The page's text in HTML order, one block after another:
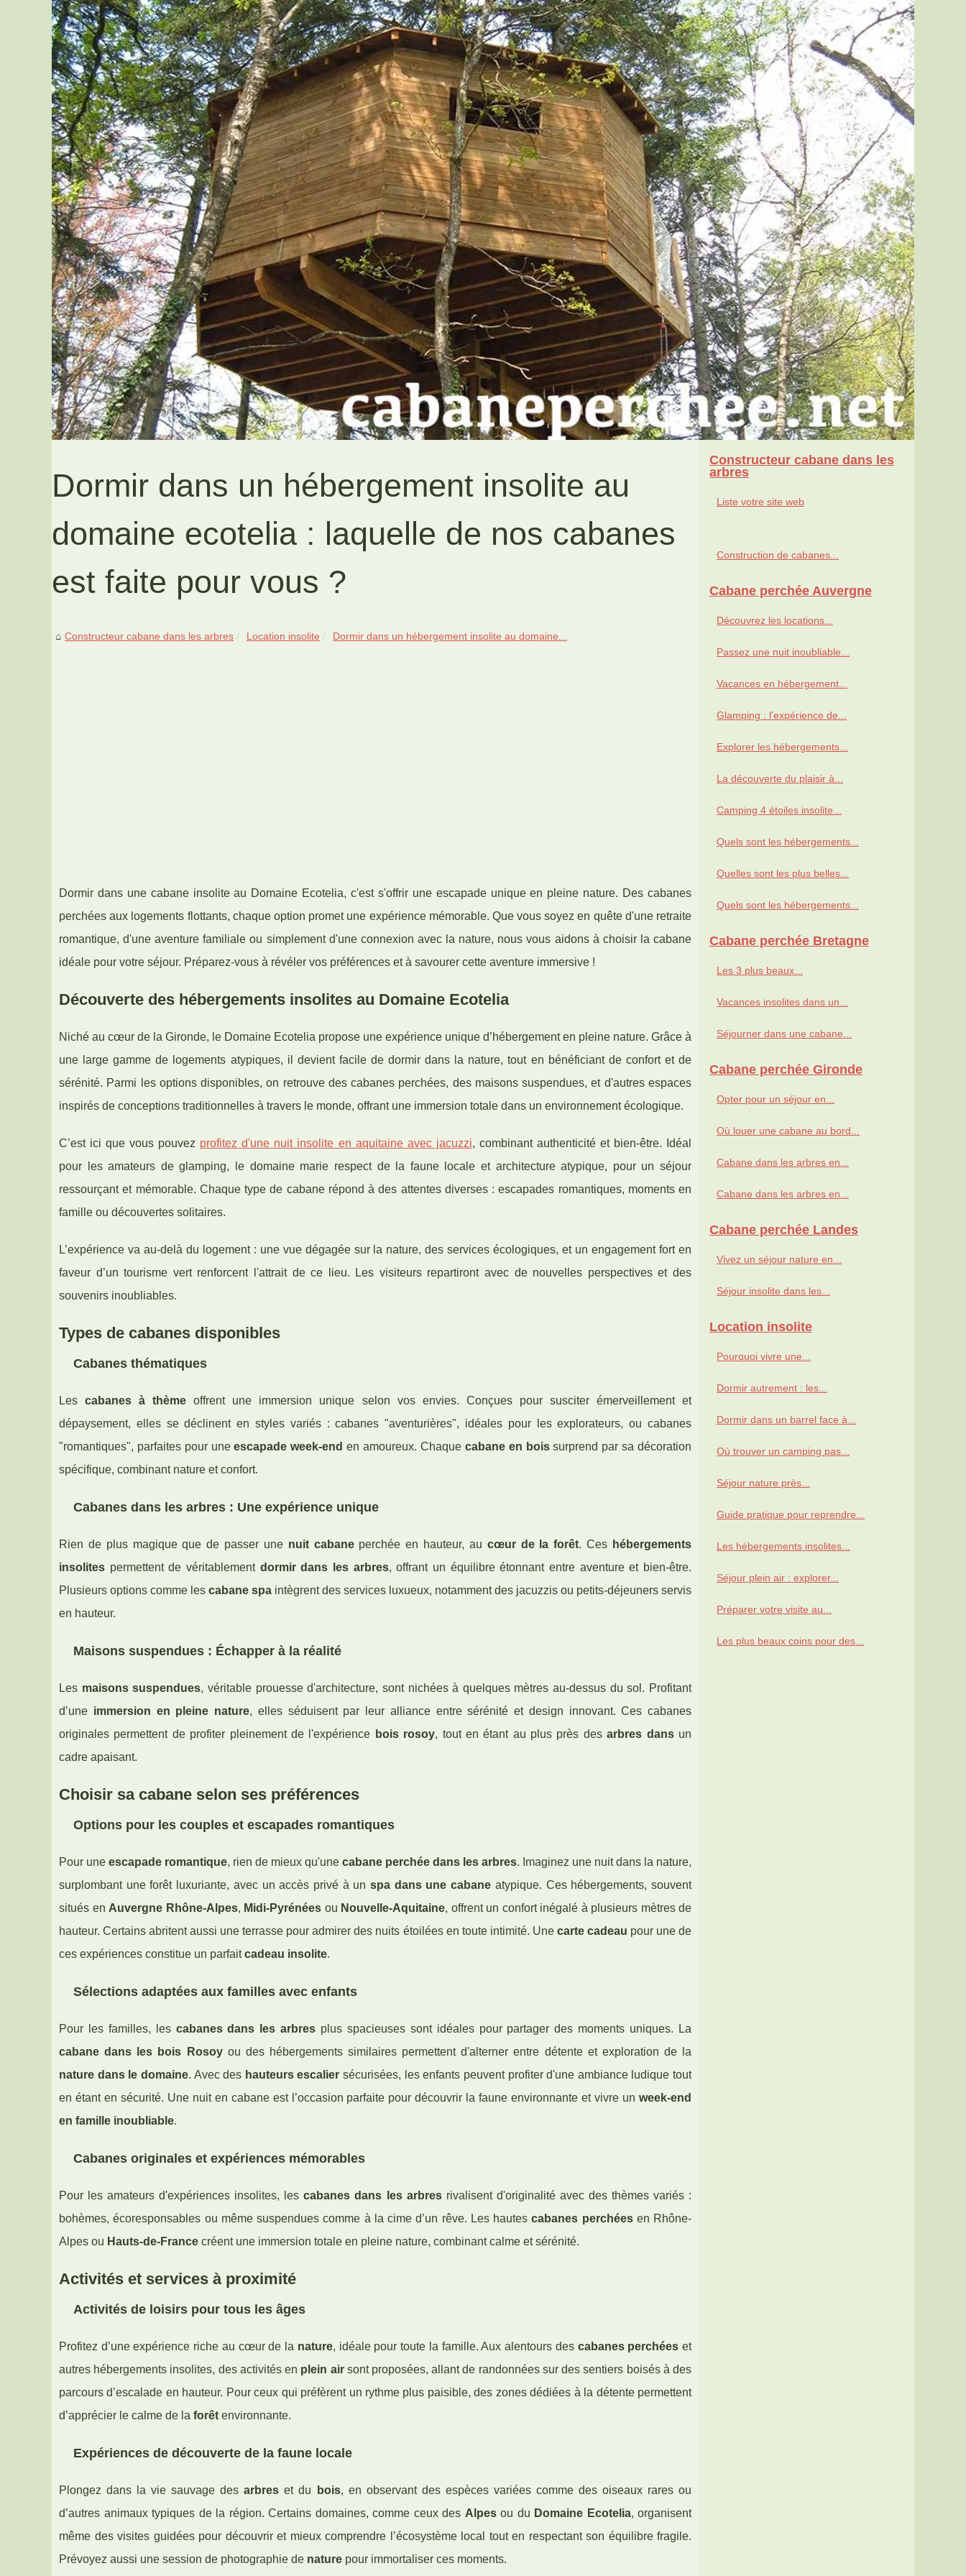
Dormir dans un hébergement insolite au
domaine ecotelia : laquelle de nos cabanes
est faite pour vous ?
Constructeur cabane dans les arbres Location insolite Dormir dans un hébergement insolite au domaine...
Dormir dans une cabane insolite au Domaine Ecotelia, c'est s'offrir une escapade unique en pleine nature. Des cabanes
perchées aux logements flottants, chaque option promet une expérience mémorable. Que vous soyez en quête d'une retraite
romantique, d'une aventure familiale ou simplement d'une connexion avec la nature, nous vous aidons à choisir la cabane
idéale pour votre séjour. Préparez-vous à révéler vos préférences et à savourer cette aventure immersive !
Découverte des hébergements insolites au Domaine Ecotelia
Niché au cœur de la Gironde, le Domaine Ecotelia propose une expérience unique d’hébergement en pleine nature. Grâce à
une large gamme de logements atypiques, il devient facile de dormir dans la nature, tout en bénéficiant de confort et de
sérénité. Parmi les options disponibles, on retrouve des cabanes perchées, des maisons suspendues, et d'autres espaces
inspirés de conceptions traditionnelles à travers le monde, offrant une immersion totale dans un environnement écologique.
C’est ici que vous pouvez profitez d'une nuit insolite en aquitaine avec jacuzzi, combinant authenticité et bien-être. Idéal
pour les amateurs de glamping, le domaine marie respect de la faune locale et architecture atypique, pour un séjour
ressourçant et mémorable. Chaque type de cabane répond à des attentes diverses : escapades romantiques, moments en
famille ou découvertes solitaires.
L’expérience va au-delà du logement : une vue dégagée sur la nature, des services écologiques, et un engagement fort en
faveur d’un tourisme vert renforcent l'attrait de ce lieu. Les visiteurs repartiront avec de nouvelles perspectives et des
souvenirs inoubliables.
Types de cabanes disponibles
Cabanes thématiques
Lescabanes à thème offrent une immersion unique selon vos envies. Conçues pour susciter émerveillement et
dépaysement, elles se déclinent en styles variés : cabanes "aventurières", idéales pour les explorateurs, ou cabanes
"romantiques", parfaites pour uneescapade week-end en amoureux. Chaque cabane en boissurprend par sa décoration
spécifique, combinant nature et confort.
Cabanes dans les arbres : Une expérience unique
Rien de plus magique que de passer une nuit cabaneperchée en hauteur, au cœur de la forêt. Ces hébergements
insolites permettent de véritablement dormir dans les arbres, offrant un équilibre étonnant entre aventure et bien-être.
Plusieurs options comme les cabane spa intègrent des services luxueux, notamment des jacuzzis ou petits-déjeuners servis
en hauteur.
Maisons suspendues : Échapper à la réalité
Les maisons suspendues, véritable prouesse d'architecture, sont nichées à quelques mètres au-dessus du sol. Profitant
d’une immersion en pleine nature, elles séduisent par leur alliance entre sérénité et design innovant. Ces cabanes
originales permettent de profiter pleinement de l'expérience bois rosoy, tout en étant au plus près desarbres dansun
cadre apaisant.
Choisir sa cabane selon ses préférences
Options pour les couples et escapades romantiques
Pour une escapade romantique, rien de mieux qu'une cabane perchée dans les arbres. Imaginez une nuit dans la nature,
surplombant une forêt luxuriante, avec un accès privé à unspa dans une cabane atypique. Ces hébergements, souvent
situés en Auvergne Rhône-Alpes, Midi-Pyrénées ou Nouvelle-Aquitaine, offrent un confort inégalé à plusieurs mètres de
hauteur. Certains abritent aussi une terrasse pour admirer des nuits étoilées en toute intimité. Une carte cadeau pour une de
ces expériences constitue un parfaitcadeau insolite.
Sélections adaptées aux familles avec enfants
Pour les familles, les cabanes dans les arbres plus spacieuses sont idéales pour partager des moments uniques. La
cabane dans les bois Rosoyou des hébergements similaires permettent d'alterner entre détente et exploration de la
nature dans le domaine. Avec des hauteurs escalier sécurisées, les enfants peuvent profiter d'une ambiance ludique tout
en étant en sécurité. Une nuit en cabane est l’occasion parfaite pour découvrir la faune environnante et vivre un week-end
en famille inoubliable.
Cabanes originales et expériences mémorables
Pour les amateurs d'expériences insolites, lescabanes dans les arbresrivalisent d'originalité avec des thèmes variés :
bohèmes, écoresponsables ou même suspendues comme à la cime d’un rêve. Les hautescabanes perchéesen Rhône-
Alpes ou Hauts-de-France créent une immersion totale en pleine nature, combinant calme et sérénité.
Activités et services à proximité
Activités de loisirs pour tous les âges
Profitez d’une expérience riche au cœur de la nature, idéale pour toute la famille. Aux alentours des cabanes perchées et
autres hébergements insolites, des activités en plein airsont proposées, allant de randonnées sur des sentiers boisés à des
parcours d’escalade en hauteur. Pour ceux qui préfèrent un rythme plus paisible, des zones dédiées à la détente permettent
d’apprécier le calme de la forêt environnante.
Expériences de découverte de la faune locale
Plongez dans la vie sauvage desarbres et du bois, en observant des espèces variées comme des oiseaux rares ou
d’autres animaux typiques de la région. Certains domaines, comme ceux des Alpesou du Domaine Ecotelia, organisent
même des visites guidées pour découvrir et mieux comprendre l’écosystème local tout en respectant son équilibre fragile.
Prévoyez aussi une session de photographie de nature pour immortaliser ces moments.
Constructeur cabane dans les
arbres
Liste votre site web
Construction de cabanes...
Cabane perchée Auvergne
Découvrez les locations...
Passez une nuit inoubliable...
Vacances en hébergement...
Glamping : l'expérience de...
Explorer les hébergements...
La découverte du plaisir à...
Camping 4 étoiles insolite...
Quels sont les hébergements...
Quelles sont les plus belles...
Quels sont les hébergements...
Cabane perchée Bretagne
Les 3 plus beaux...
Vacances insolites dans un...
Séjourner dans une cabane...
Cabane perchée Gironde
Opter pour un séjour en...
Où louer une cabane au bord...
Cabane dans les arbres en...
Cabane dans les arbres en...
Cabane perchée Landes
Vivez un séjour nature en...
Séjour insolite dans les...
Location insolite
Pourquoi vivre une...
Dormir autrement : les...
Dormir dans un barrel face à...
Où trouver un camping pas...
Séjour nature près...
Guide pratique pour reprendre...
Les hébergements insolites...
Séjour plein air : explorer...
Préparer votre visite au...
Les plus beaux coins pour des...